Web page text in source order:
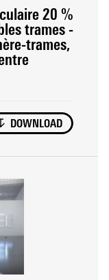
20 %
trames -
trames,
DOWNLOAD